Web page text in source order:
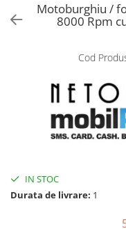
Motoburghie si
Drujbe pe benzina
Drujbe cu acumulator
Consumabile drujbe,
Unelte electrice busteni
Mori cereale si batoze
Batoze - mori desfacat
Motoburghiu /
8000 Rpm
Cod
IN STOC
Durata de livrare: 1